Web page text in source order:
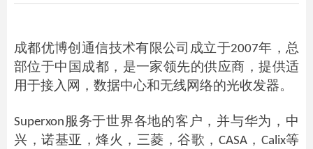
成都优博创通信技术有限公司成立于2007年，总
部位于中国成都，是一家领先的供应商，提供适
用于接入网，数据中心和无线网络的光收发器。
Superxon服务于世界各地的客户，并与华为，中
兴，诺基亚，烽火，三菱，谷歌，CASA，Calix等